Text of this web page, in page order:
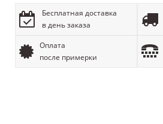
Бесплатная доставка
в день заказа
Оплата
после примерки